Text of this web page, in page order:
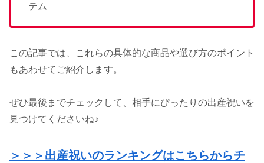
テム
この記事では、これらの具体的な商品や選び方のポイント
もあわせてご紹介します。
ぜひ最後までチェックして、相手にぴったりの出産祝いを
見つけてくださいね♪
＞＞＞出産祝いのランキングはこちらからチ